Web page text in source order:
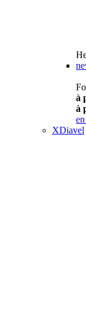
à
à
XDiavel